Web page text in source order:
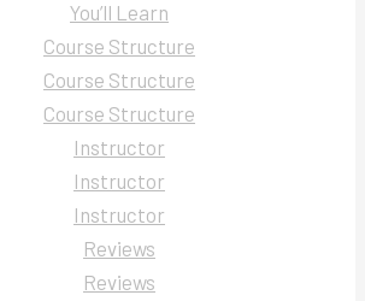
You’ll Learn
Course Structure
Course Structure
Course Structure
Instructor
Instructor
Instructor
Reviews
Reviews